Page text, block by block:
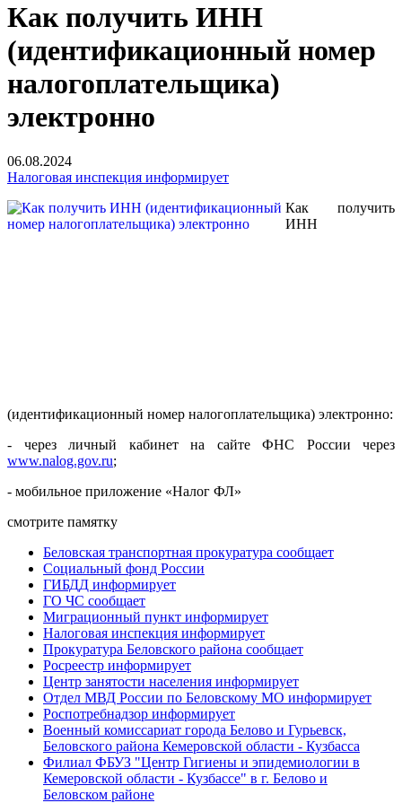
Как получить ИНН
(идентификационный номер
налогоплательщика)
электронно
06.08.2024
Налоговая инспекция информирует
Как получить
ИНН
(идентификационный номер налогоплательщика) электронно:
- через личный кабинет на сайте ФНС России через
www.nalog.gov.ru;
- мобильное приложение «Налог ФЛ»
смотрите памятку
Беловская транспортная прокуратура сообщает
Социальный фонд России
ГИБДД информирует
ГО ЧС сообщает
Миграционный пункт информирует
Налоговая инспекция информирует
Прокуратура Беловского района сообщает
Росреестр информирует
Центр занятости населения информирует
Отдел МВД России по Беловскому МО информирует
Роспотребнадзор информирует
Военный комиссариат города Белово и Гурьевск,
Беловского района Кемеровской области - Кузбасса
Филиал ФБУЗ "Центр Гигиены и эпидемиологии в
Кемеровской области - Кузбассе" в г. Белово и
Беловском районе